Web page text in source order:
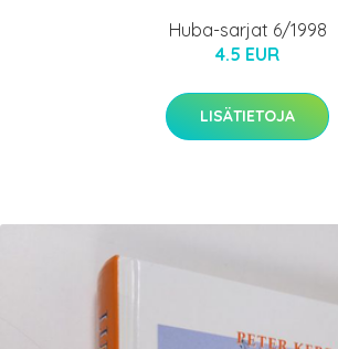
Huba-sarjat 6/1998
4.5 EUR
LISÄTIETOJA